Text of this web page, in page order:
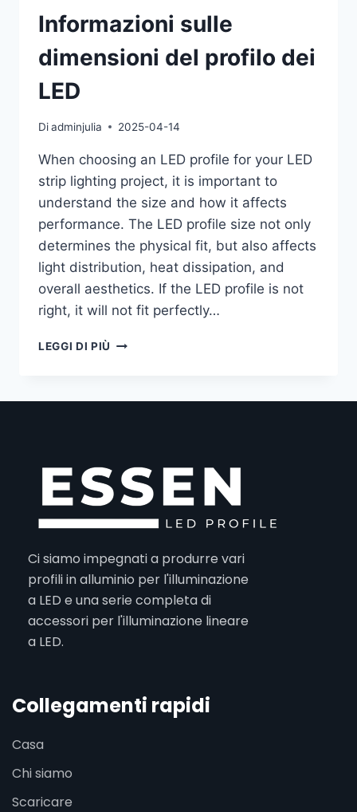
Informazioni sulle
dimensioni del profilo dei
LED
Diadminjulia 2025-04-14
When choosing an LED profile for your LED
strip lighting project, it is important to
understand the size and how it affects
performance. The LED profile size not only
determines the physical fit, but also affects
light distribution, heat dissipation, and
overall aesthetics. If the LED profile is not
right, it will not fit perfectly…
LEGGI DI PIÙ
Ci siamo impegnati a produrre vari
profili in alluminio per l'illuminazione
a LED e una serie completa di
accessori per l'illuminazione lineare
a LED.
Collegamenti rapidi
Casa
Chi siamo
Scaricare